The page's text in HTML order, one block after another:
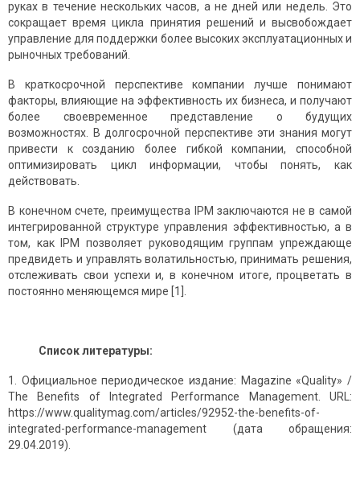
руках в течение нескольких часов, а не дней или недель. Это
сокращает время цикла принятия решений и высвобождает
управление для поддержки более высоких эксплуатационных и
рыночных требований.
В краткосрочной перспективе компании лучше понимают
факторы, влияющие на эффективность их бизнеса, и получают
более своевременное представление о будущих
возможностях. В долгосрочной перспективе эти знания могут
привести к созданию более гибкой компании, способной
оптимизировать цикл информации, чтобы понять, как
действовать.
В конечном счете, преимущества IPM заключаются не в самой
интегрированной структуре управления эффективностью, а в
том, как IPM позволяет руководящим группам упреждающе
предвидеть и управлять волатильностью, принимать решения,
отслеживать свои успехи и, в конечном итоге, процветать в
постоянно меняющемся мире [1].
Список литературы:
Официальное периодическое издание: Magazine «Quality» /
The Benefits of Integrated Performance Management. URL:
https://www.qualitymag.com/articles/92952-the-benefits-of-
integrated-performance-management (дата обращения:
29.04.2019).